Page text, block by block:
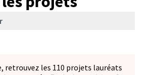
retrouvez les 110 projets lauréats